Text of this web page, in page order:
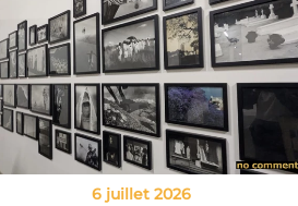
6 juillet 2026